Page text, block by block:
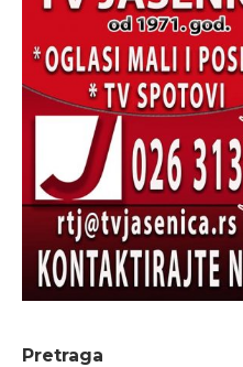
Pretraga